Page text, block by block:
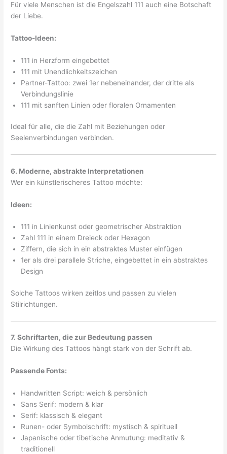
Für viele Menschen ist die Engelszahl 111 auch eine Botschaft
der Liebe.
Tattoo-Ideen:
111 in Herzform eingebettet
111 mit Unendlichkeitszeichen
Partner-Tattoo: zwei 1er nebeneinander, der dritte als
Verbindungslinie
111 mit sanften Linien oder floralen Ornamenten
Ideal für alle, die die Zahl mit Beziehungen oder
Seelenverbindungen verbinden.
6. Moderne, abstrakte Interpretationen
Wer ein künstlerischeres Tattoo möchte:
Ideen:
111 in Linienkunst oder geometrischer Abstraktion
Zahl 111 in einem Dreieck oder Hexagon
Ziffern, die sich in ein abstraktes Muster einfügen
1er als drei parallele Striche, eingebettet in ein abstraktes
Design
Solche Tattoos wirken zeitlos und passen zu vielen
Stilrichtungen.
7. Schriftarten, die zur Bedeutung passen
Die Wirkung des Tattoos hängt stark von der Schrift ab.
Passende Fonts:
Handwritten Script: weich & persönlich
Sans Serif: modern & klar
Serif: klassisch & elegant
Runen- oder Symbolschrift: mystisch & spirituell
Japanische oder tibetische Anmutung: meditativ &
traditionell